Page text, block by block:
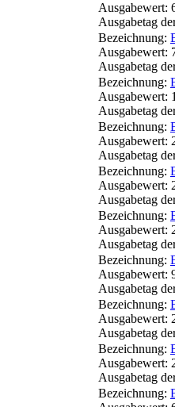
Ausgabewert:
Ausgabetag
Bezeichnung:
Ausgabewert:
Ausgabetag
Bezeichnung:
Ausgabewert:
Ausgabetag
Bezeichnung:
Ausgabewert:
Ausgabetag
Bezeichnung:
Ausgabewert:
Ausgabetag
Bezeichnung:
Ausgabewert:
Ausgabetag
Bezeichnung:
Ausgabewert:
Ausgabetag
Bezeichnung:
Ausgabewert:
Ausgabetag
Bezeichnung:
Ausgabewert:
Ausgabetag
Bezeichnung: